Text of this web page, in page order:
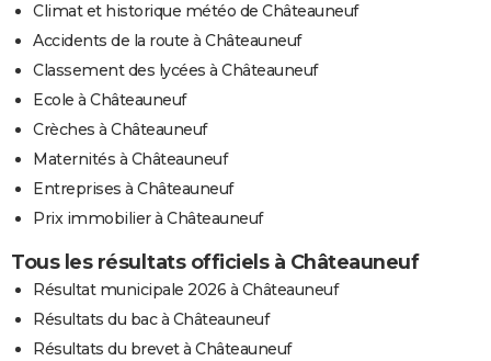
Climat et historique météo de Châteauneuf
Accidents de la route à Châteauneuf
Classement des lycées à Châteauneuf
Ecole à Châteauneuf
Crèches à Châteauneuf
Maternités à Châteauneuf
Entreprises à Châteauneuf
Prix immobilier à Châteauneuf
Tous les résultats officiels à Châteauneuf
Résultat municipale 2026 à Châteauneuf
Résultats du bac à Châteauneuf
Résultats du brevet à Châteauneuf